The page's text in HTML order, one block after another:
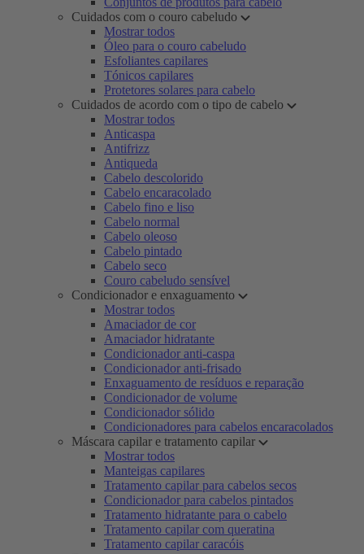
Cuidados com o couro cabeludo
Mostrar todos
Óleo para o couro cabeludo
Esfoliantes capilares
Tónicos capilares
Protetores solares para cabelo
Cuidados de acordo com o tipo de cabelo
Mostrar todos
Anticaspa
Antifrizz
Antiqueda
Cabelo descolorido
Cabelo encaracolado
Cabelo fino e liso
Cabelo normal
Cabelo oleoso
Cabelo pintado
Cabelo seco
Couro cabeludo sensível
Condicionador e enxaguamento
Mostrar todos
Amaciador de cor
Amaciador hidratante
Condicionador anti-caspa
Condicionador anti-frisado
Enxaguamento de resíduos e reparação
Condicionador de volume
Condicionador sólido
Condicionadores para cabelos encaracolados
Máscara capilar e tratamento capilar
Mostrar todos
Manteigas capilares
Tratamento capilar para cabelos secos
Condicionador para cabelos pintados
Tratamento hidratante para o cabelo
Tratamento capilar com queratina
Tratamento capilar caracóis